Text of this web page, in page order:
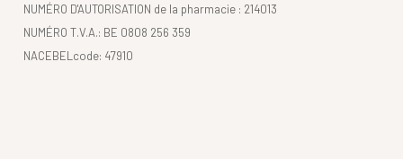
NUMÉRO D'AUTORISATION de la pharmacie : 214013
NUMÉRO T.V.A.: BE 0808 256 359
NACEBELcode: 47910